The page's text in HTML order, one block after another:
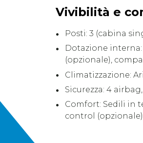
Vivibilità e
Posti: 3 (cabina
Dotazione
(opzionale),
Climatizzazione:
Sicurezza: 4
Comfort: Sedili in
control (opzionale)